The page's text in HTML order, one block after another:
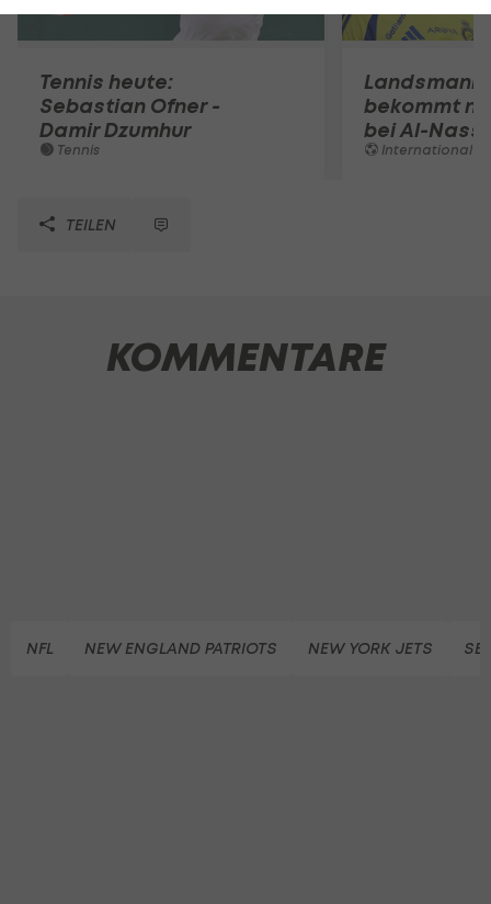
Tennis heute:
Sebastian Ofner -
Damir Dzumhur
Tennis
bekommt
bei Al-Nassr
International
TEILEN
KOMMENTARE
NFL NEW ENGLAND PATRIOTS NEW YORK JETS